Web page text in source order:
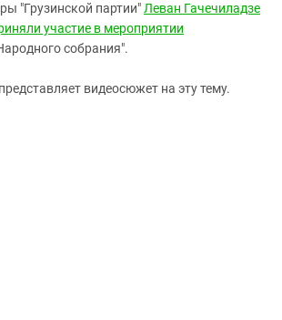
"Грузинской партии" Леван Гачечиладзе
участие в мероприятии
собрания".
видеосюжет на эту тему.